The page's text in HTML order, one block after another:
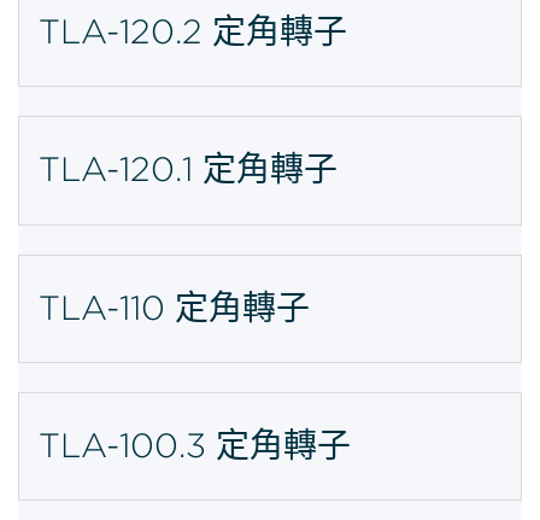
TLA-120.2 定角轉子
TLA-120.1 定角轉子
TLA-110 定角轉子
TLA-100.3 定角轉子